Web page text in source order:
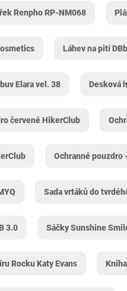
Renpho RP-NM068
Láhev na pití
Elara vel. 38 Desková
červené HikerClub
Ochranné pouzdro
Sada vrtáků do
3.0 Sáčky Sunshine
Rocku Katy Evans